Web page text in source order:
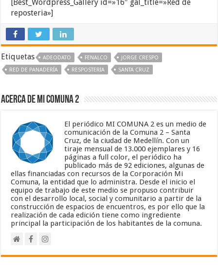
[Best_Wordpress_Gallery id=»16″ gal_title=»Red de
reposteria»]
Etiquetas ADEODATO FENALCO
JORGE CRESPO
RED DE PANADERÍA
RESPOSTERIA SANTA CRUZ
Acerca de Mi Comuna 2
El periódico MI COMUNA 2 es un medio de
comunicación de la Comuna 2 – Santa
Cruz, de la ciudad de Medellín. Con un
tiraje mensual de 13.000 ejemplares y 16
páginas a full color, el periódico ha
publicado más de 92 ediciones, algunas de
ellas financiadas con recursos de la Corporación Mi
Comuna, la entidad que lo administra. Desde el inicio el
equipo de trabajo de este medio se propuso contribuir
con el desarrollo local, social y comunitario a partir de la
construcción de espacios de encuentros, es por ello que la
realización de cada edición tiene como ingrediente
principal la participación de los habitantes de la comuna.